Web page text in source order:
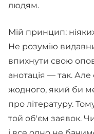
людям.
Мій принцип:
Не розумію
впихнути свою
анотація — так.
жодного, який би
про літературу.
той об'єм заявок.